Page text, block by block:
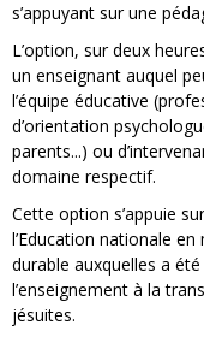
s’appuyant sur une
L’option, sur deux
un enseignant auquel
l’équipe éducative
d’orientation
parents...) ou
domaine respectif.
Cette option s’appuie
l’Education nationale
durable auxquelles a
l’enseignement à la
jésuites.